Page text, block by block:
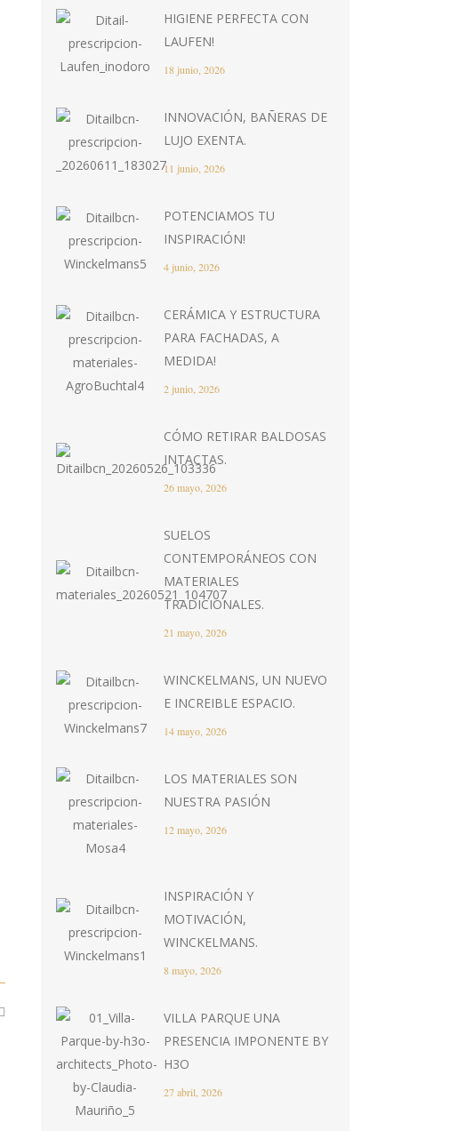
HIGIENE PERFECTA CON
LAUFEN!
18 junio, 2026
INNOVACIÓN, BAÑERAS DE
LUJO EXENTA.
11 junio, 2026
POTENCIAMOS TU
INSPIRACIÓN!
4 junio, 2026
CERÁMICA Y ESTRUCTURA
PARA FACHADAS, A
MEDIDA!
2 junio, 2026
CÓMO RETIRAR BALDOSAS
INTACTAS.
26 mayo, 2026
SUELOS
CONTEMPORÁNEOS CON
MATERIALES
TRADICIONALES.
21 mayo, 2026
WINCKELMANS, UN NUEVO
E INCREIBLE ESPACIO.
14 mayo, 2026
LOS MATERIALES SON
NUESTRA PASIÓN
12 mayo, 2026
INSPIRACIÓN Y
MOTIVACIÓN,
WINCKELMANS.
8 mayo, 2026
VILLA PARQUE UNA
PRESENCIA IMPONENTE BY
H3O
27 abril, 2026